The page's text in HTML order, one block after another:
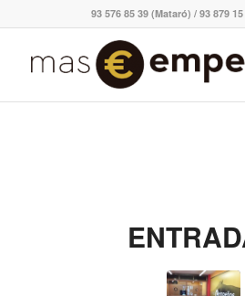
93 576 85 39 (Mataró) / 93 879